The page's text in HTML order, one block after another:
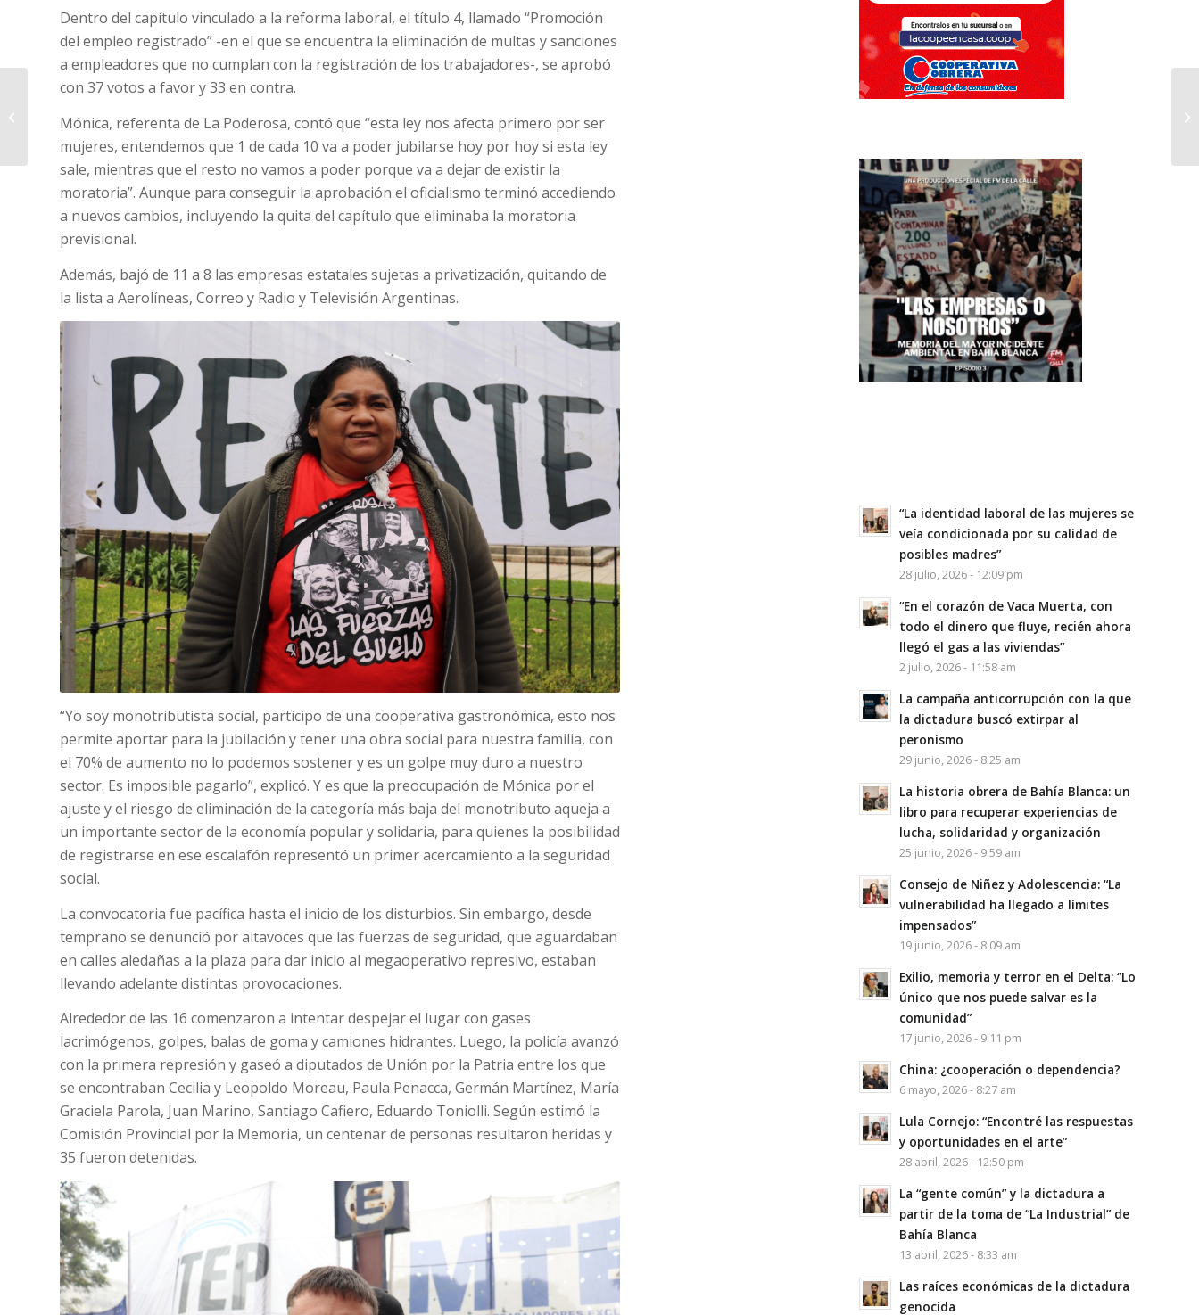
Dentro del capítulo vinculado a la reforma laboral, el título 4, llamado “Promoción
del empleo registrado” -en el que se encuentra la eliminación de multas y sanciones
a empleadores que no cumplan con la registración de los trabajadores-, se aprobó
con 37 votos a favor y 33 en contra.
Mónica, referenta de La Poderosa, contó que “esta ley nos afecta primero por ser
mujeres, entendemos que 1 de cada 10 va a poder jubilarse hoy por hoy si esta ley
sale, mientras que el resto no vamos a poder porque va a dejar de existir la
moratoria”. Aunque para conseguir la aprobación el oficialismo terminó accediendo
a nuevos cambios, incluyendo la quita del capítulo que eliminaba la moratoria
previsional.
Además, bajó de 11 a 8 las empresas estatales sujetas a privatización, quitando de
la lista a Aerolíneas, Correo y Radio y Televisión Argentinas.
“Yo soy monotributista social, participo de una cooperativa gastronómica, esto nos
permite aportar para la jubilación y tener una obra social para nuestra familia, con
el 70% de aumento no lo podemos sostener y es un golpe muy duro a nuestro
sector. Es imposible pagarlo”, explicó. Y es que la preocupación de Mónica por el
ajuste y el riesgo de eliminación de la categoría más baja del monotributo aqueja a
un importante sector de la economía popular y solidaria, para quienes la posibilidad
de registrarse en ese escalafón representó un primer acercamiento a la seguridad
social.
La convocatoria fue pacífica hasta el inicio de los disturbios. Sin embargo, desde
temprano se denunció por altavoces que las fuerzas de seguridad, que aguardaban
en calles aledañas a la plaza para dar inicio al megaoperativo represivo, estaban
llevando adelante distintas provocaciones.
Alrededor de las 16 comenzaron a intentar despejar el lugar con gases
lacrimógenos, golpes, balas de goma y camiones hidrantes. Luego, la policía avanzó
con la primera represión y gaseó a diputados de Unión por la Patria entre los que
se encontraban Cecilia y Leopoldo Moreau, Paula Penacca, Germán Martínez, María
Graciela Parola, Juan Marino, Santiago Cafiero, Eduardo Toniolli. Según estimó la
Comisión Provincial por la Memoria, un centenar de personas resultaron heridas y
35 fueron detenidas.
“La identidad laboral de las mujeres se
veía condicionada por su calidad de
posibles madres”
28 julio, 2026 - 12:09 pm
“En el corazón de Vaca Muerta, con
todo el dinero que fluye, recién ahora
llegó el gas a las viviendas”
2 julio, 2026 - 11:58 am
La campaña anticorrupción con la que
la dictadura buscó extirpar al
peronismo
29 junio, 2026 - 8:25 am
La historia obrera de Bahía Blanca: un
libro para recuperar experiencias de
lucha, solidaridad y organización
25 junio, 2026 - 9:59 am
Consejo de Niñez y Adolescencia: “La
vulnerabilidad ha llegado a límites
impensados”
19 junio, 2026 - 8:09 am
Exilio, memoria y terror en el Delta: “Lo
único que nos puede salvar es la
comunidad”
17 junio, 2026 - 9:11 pm
China: ¿cooperación o dependencia?
6 mayo, 2026 - 8:27 am
Lula Cornejo: “Encontré las respuestas
y oportunidades en el arte”
28 abril, 2026 - 12:50 pm
La “gente común” y la dictadura a
partir de la toma de “La Industrial” de
Bahía Blanca
13 abril, 2026 - 8:33 am
Las raíces económicas de la dictadura
genocida
Con protestas y
represión en las calles
se trató la Ley Bases